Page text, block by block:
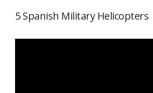
5 Spanish Military Helicopters